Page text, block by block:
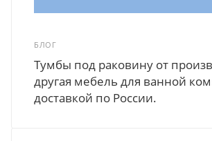
БЛОГ
Тумбы под раковину от
другая мебель для ванной
доставкой по России.